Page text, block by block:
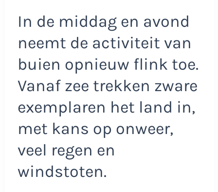
In de middag en avond
neemt de activiteit van
buien opnieuw flink toe.
Vanaf zee trekken zware
exemplaren het land in,
met kans op onweer,
veel regen en
windstoten.